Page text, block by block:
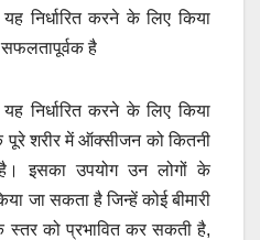
निर्धारित करने के लिए किया
है
निर्धारित करने के लिए किया
शरीर में ऑक्सीजन को कितनी
इसका उपयोग उन लोगों के
जा सकता है जिन्हें कोई बीमारी
को प्रभावित कर सकती है,